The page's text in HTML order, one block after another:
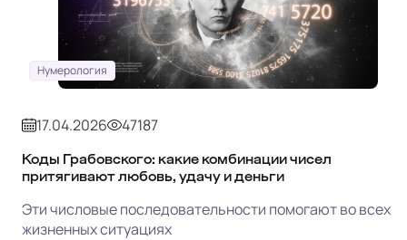
Нумерология
17.04.2026 47187
Коды Грабовского: какие комбинации чисел
притягивают любовь, удачу и деньги
Эти числовые последовательности помогают во всех
жизненных ситуациях